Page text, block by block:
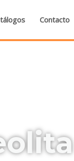
Contacto